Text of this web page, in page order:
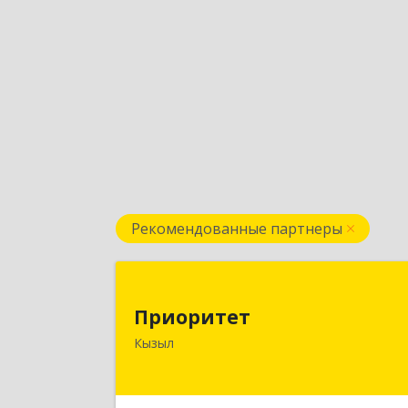
Рекомендованные партнеры
Приоритет
Кызыл
Комсомольская ул, дом № 20, кв. 2,